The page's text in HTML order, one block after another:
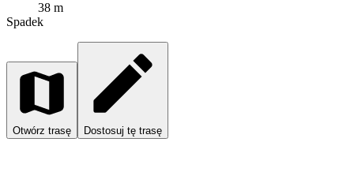
38 m
Spadek
Otwórz trasę Dostosuj tę trasę